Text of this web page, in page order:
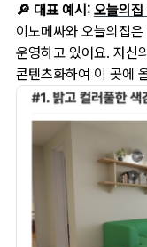
🔎 대표 예시: 오늘의
이노메싸와 오늘의집
운영하고 있어요. 자신
콘텐츠화하여 이 곳에